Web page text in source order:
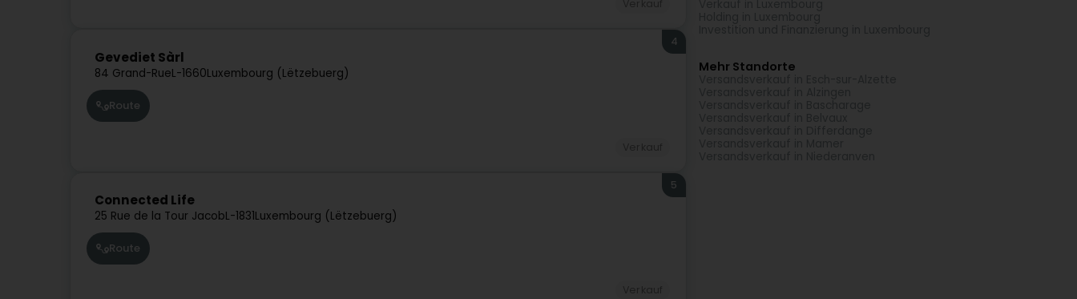
Gevediet Sàrl
84 Grand-RueL-1660Luxembourg (Lëtzebuerg)
4
Route
Connected Life
25 Rue de la Tour JacobL-1831Luxembourg (Lëtzebuerg)
5
Route
Mehr Standorte